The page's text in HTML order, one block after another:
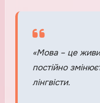
«Мова – це
постійно
лінгвісти.